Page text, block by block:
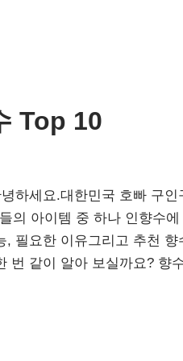
Top 10
하세요.대한민국 호빠 구인
의 아이템 중 하나 인향수
필요한 이유그리고 추천 향
번 같이 알아 보실까요? 향